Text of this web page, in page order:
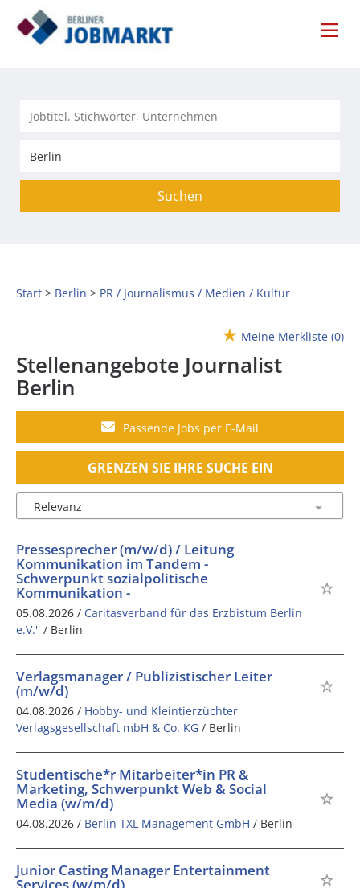
Suchen
Start Berlin PR / Journalismus / Medien / Kultur
Meine Merkliste (0)
Stellenangebote Journalist
Berlin
Passende Jobs per E-Mail
GRENZEN SIE IHRE SUCHE EIN
Pressesprecher (m/w/d) / Leitung
Kommunikation im Tandem -
Schwerpunkt sozialpolitische
Kommunikation -
05.08.2026 / Caritasverband für das Erzbistum Berlin
e.V.'' / Berlin
Verlagsmanager / Publizistischer Leiter
(m/w/d)
04.08.2026 / Hobby- und Kleintierzüchter
Verlagsgesellschaft mbH & Co. KG / Berlin
Studentische*r Mitarbeiter*in PR &
Marketing, Schwerpunkt Web & Social
Media (w/m/d)
04.08.2026 / Berlin TXL Management GmbH / Berlin
Junior Casting Manager Entertainment
Services (w/m/d)